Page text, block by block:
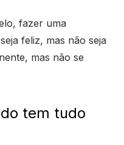
fazer uma
feliz, mas não seja
mas não se
tem tudo